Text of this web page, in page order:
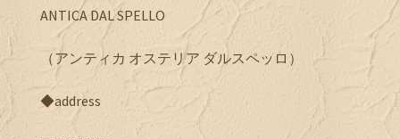
ANTICA DAL SPELLO
（アンティカ オステリア ダルスペッロ）
◆address